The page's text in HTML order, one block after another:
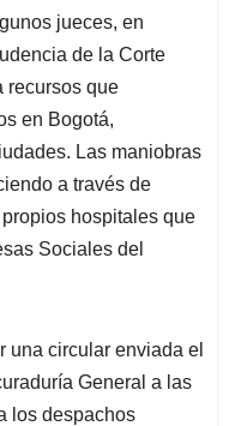
jueces, en
de la Corte
recursos que
en Bogotá,
Las maniobras
a través de
hospitales que
Sociales del
una circular enviada el
General a las
los despachos